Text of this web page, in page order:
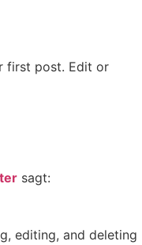
first post. Edit or
sagt:
editing, and deleting